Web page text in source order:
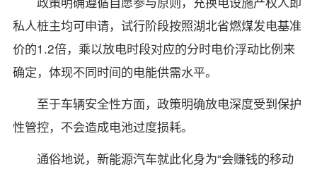
私人桩主均可申请，试行阶段按照湖北省燃煤发电基准
价的1.2倍，乘以放电时段对应的分时电价浮动比例来
确定，体现不同时间的电能供需水平。
至于车辆安全性方面，政策明确放电深度受到保护
性管控，不会造成电池过度损耗。
通俗地说，新能源汽车就此化身为“会赚钱的移动